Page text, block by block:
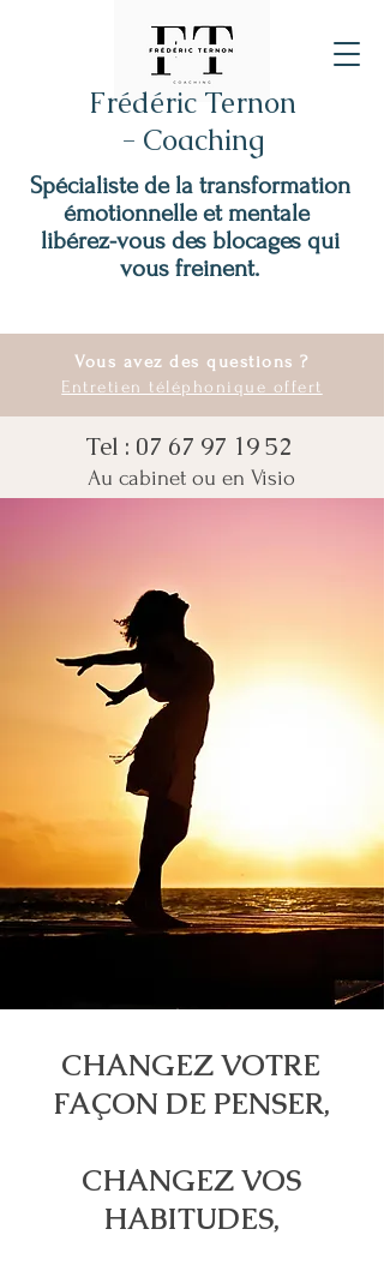
Frédéric Ternon
- Coaching
Spécialiste de la transformation
émotionnelle et mentale
libérez-vous des blocages qui
vous freinent.
Vous avez des questions ?
Entretien téléphonique offert
Tel : 07 67 97 19 52
Au cabinet ou en Visio
CHANGEZ VOTRE
FAÇON DE PENSER,
CHANGEZ VOS
HABITUDES,